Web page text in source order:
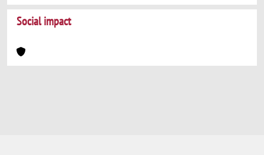
Social impact